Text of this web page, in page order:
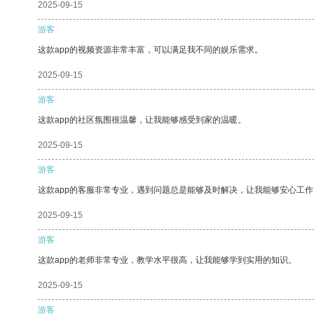
2025-09-15
游客
这款app的视频资源非常丰富，可以满足我不同的娱乐需求。
2025-09-15
游客
这款app的社区氛围很温馨，让我能够感受到家的温暖。
2025-09-15
游客
这款app的客服非常专业，遇到问题总是能够及时解决，让我能够安心工
2025-09-15
游客
这款app的老师非常专业，教学水平很高，让我能够学到实用的知识。
2025-09-15
游客